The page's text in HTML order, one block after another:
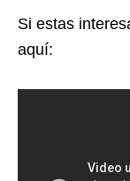
Si estas
aquí: